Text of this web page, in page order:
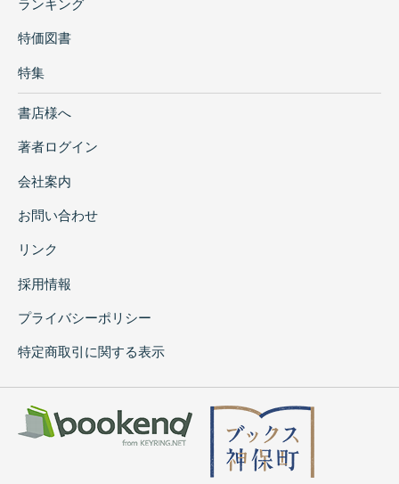
ランキング
特価図書
特集
書店様へ
著者ログイン
会社案内
お問い合わせ
リンク
採用情報
プライバシーポリシー
特定商取引に関する表示